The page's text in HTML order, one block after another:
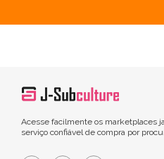
Acesse facilmente os marketplaces
serviço confiável de compra por